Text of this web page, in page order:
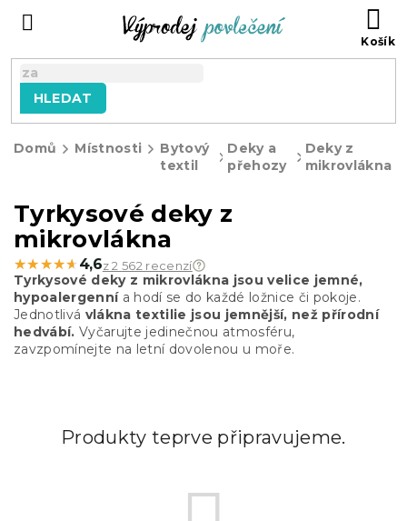
HLEDAT
Domů Místnosti
Bytový
textil
Deky a
přehozy
Deky z
mikrovlákna
Tyrkysové deky z
mikrovlákna
★★★★★
★★★★★ 4,6z 2 562 recenzí
Tyrkysové deky z mikrovlákna jsou velice jemné,
hypoalergennía hodí se do každé ložnice či pokoje.
Jednotlivá vlákna textilie jsou jemnější, než přírodní
hedvábí. Vyčarujte jedinečnou atmosféru,
zavzpomínejte na letní dovolenou u moře.
Produkty teprve připravujeme.